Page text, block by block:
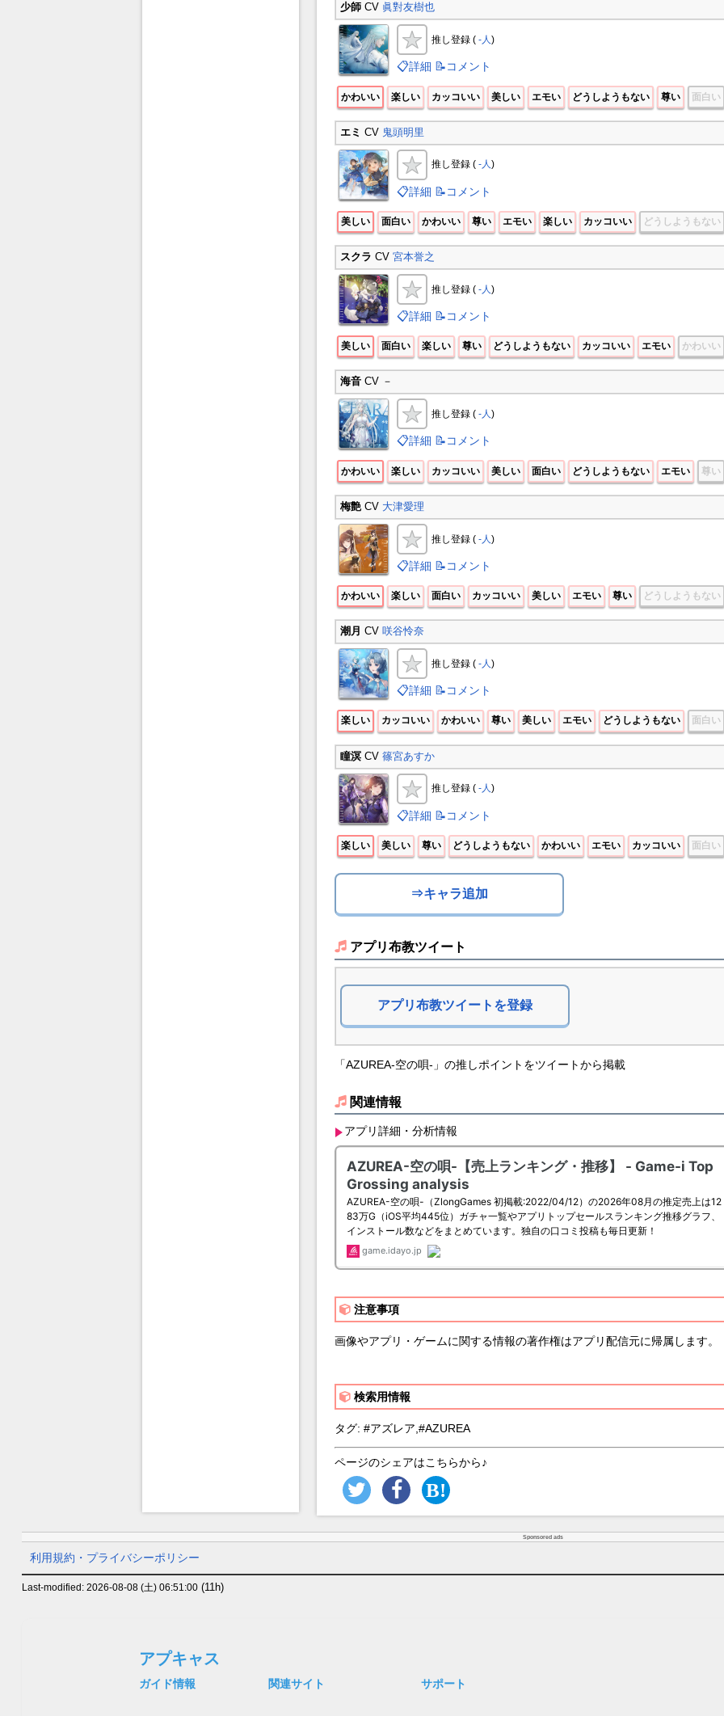
少師CV 眞對友樹也
推し登録 ( -人)
📋詳細 📝コメント
かわいい 楽しい カッコいい 美しい エモい どうしようもない 尊い 面白い
エミ CV 鬼頭明里
推し登録 ( -人)
📋詳細 📝コメント
美しい 面白い かわいい 尊い エモい 楽しい カッコいい どうしようもない
スクラ CV 宮本誉之
推し登録 ( -人)
📋詳細 📝コメント
美しい 面白い 楽しい 尊い どうしようもない カッコいい エモい かわいい
海音CV －
推し登録 ( -人)
📋詳細 📝コメント
かわいい 楽しい カッコいい 美しい 面白い どうしようもない エモい 尊い
梅艶CV 大津愛理
推し登録 ( -人 )
📋詳細 📝コメント
かわいい 楽しい 面白い カッコいい 美しい エモい 尊い どうしようもない
潮月 CV 咲谷怜奈
推し登録 ( -人)
📋詳細 📝コメント
楽しい カッコいい かわいい 尊い 美しい エモい どうしようもない 面白い
瞳溟CV 篠宮あすか
推し登録 ( -人)
📋詳細 📝コメント
楽しい 美しい 尊い どうしようもない かわいい エモい カッコいい 面白い
⇒キャラ追加
アプリ布教ツイート
アプリ布教ツイートを登録
「AZUREA-空の唄-」の推しポイントをツイートから掲載
関連情報
アプリ詳細・分析情報
注意事項
画像やアプリ・ゲームに関する情報の著作権はアプリ配信元に帰属します。
検索用情報
タグ: #アズレア,#AZUREA
ページのシェアはこちらから♪
Sponsored ads
利用規約・プライバシーポリシー
Last-modified: 2026-08-08 (土) 06:51:00(11h)
アプキャス
ガイド情報 関連サイト サポート